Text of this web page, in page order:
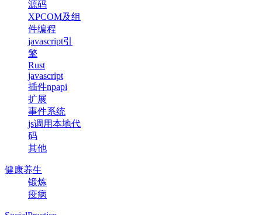
源码
XPCOM及组
件编程
javascript引
擎
Rust
javascript
插件npapi
扩展
事件系统
js调用本地代
码
其他
健康养生
锻炼
疫病